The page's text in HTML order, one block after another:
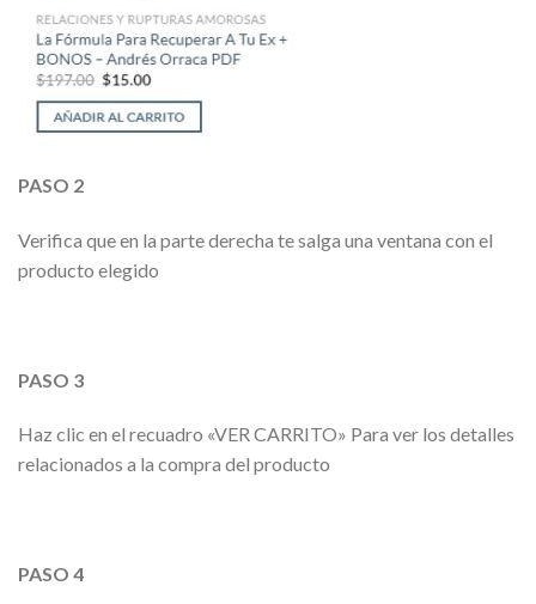
PASO 2
Verifica que en la parte derecha te salga una ventana con el
producto elegido
PASO 3
Haz clic en el recuadro «VER CARRITO» Para ver los detalles
relacionados a la compra del producto
PASO 4